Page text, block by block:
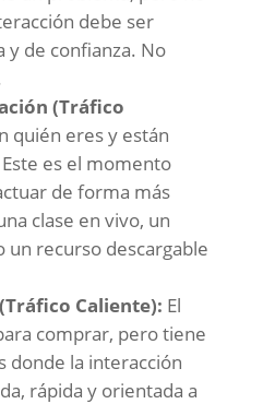
debe ser
de confianza. No
(Tráfico
quién eres y están
es el momento
de forma más
clase en vivo, un
un recurso descargable
Caliente): El
comprar, pero tiene
donde la interacción
rápida y orientada a